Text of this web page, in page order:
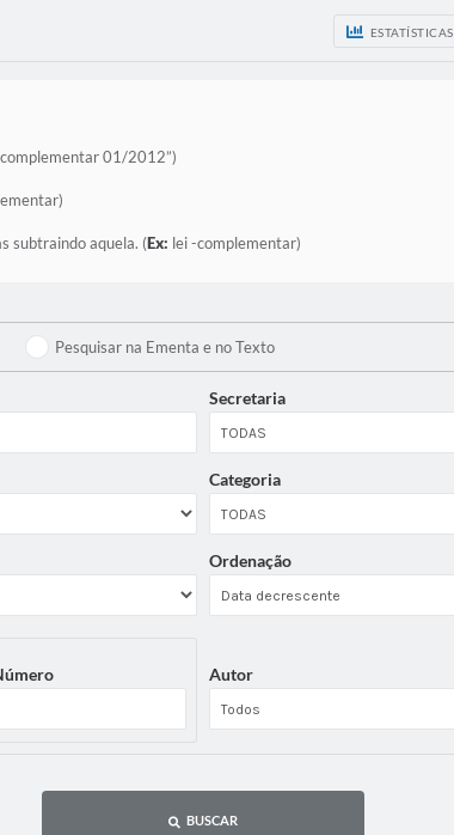
ESTATÍSTICAS
01/2012”)
subtraindo aquela. (Ex: lei -complementar)
Pesquisar na Ementa e no Texto
Secretaria
Categoria
Ordenação
Autor
BUSCAR